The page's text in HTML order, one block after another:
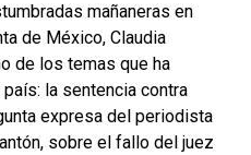
mañaneras en
de México, Claudia
de los temas que ha
la sentencia contra
expresa del periodista
sobre el fallo del juez